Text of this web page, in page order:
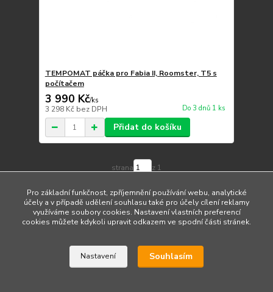
TEMPOMAT páčka pro Fabia II, Roomster, T5 s
počítačem
3 990 Kč/ks
3 298 Kč bez DPH Do 3 dnů 1 ks
Přidat do košíku
strana z 1
Upravit sběr cookies.
Pro základní funkčnost, zpříjemnění používání webu, analytické
účely a v případě udělení souhlasu také pro účely cílení reklamy
využíváme soubory cookies. Nastavení vlastních preferencí
cookies můžete kdykoli upravit odkazem ve spodní části stránek.
Nastavení Souhlasím